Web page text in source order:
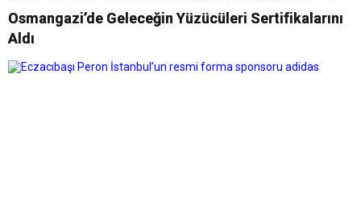
Osmangazi’de Geleceğin Yüzücüleri Sertifikalarını
Aldı